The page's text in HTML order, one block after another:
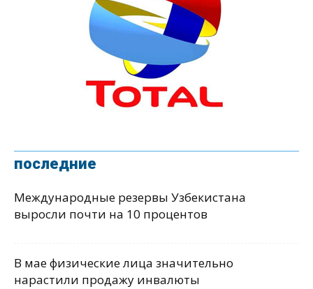
последние
Международные резервы Узбекистана
выросли почти на 10 процентов
В мае физические лица значительно
нарастили продажу инвалюты